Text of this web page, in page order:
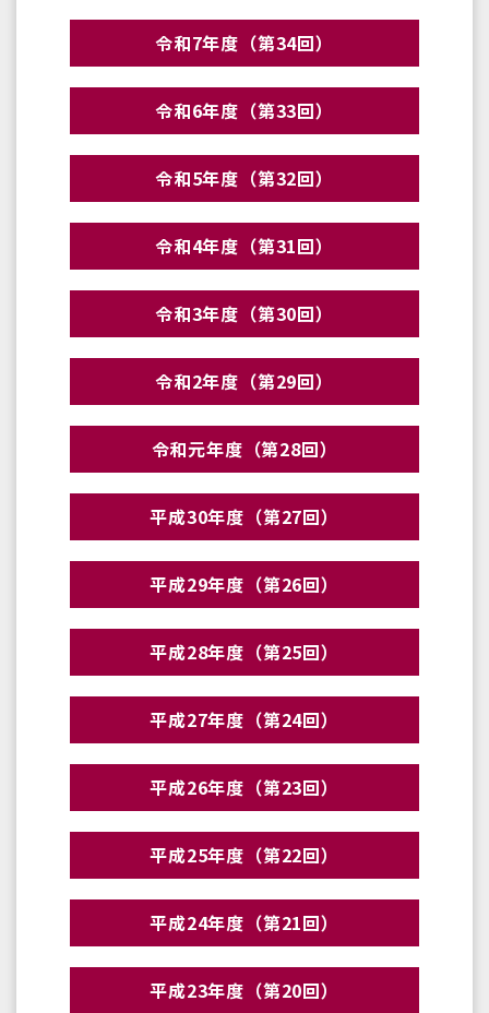
令和7年度（第34回）
令和6年度（第33回）
令和5年度（第32回）
令和4年度（第31回）
令和3年度（第30回）
令和2年度（第29回）
令和元年度（第28回）
平成30年度（第27回）
平成29年度（第26回）
平成28年度（第25回）
平成27年度（第24回）
平成26年度（第23回）
平成25年度（第22回）
平成24年度（第21回）
平成23年度（第20回）